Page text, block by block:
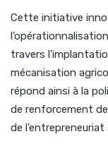
Cette initiative
travers
mécanisation
répond ainsi à la
de renforcement
de